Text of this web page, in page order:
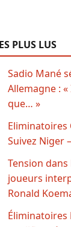
PLUS LUS
Sadio Mané
Allemagne :
que… »
Eliminatoires
Suivez Niger
Tension
joueurs
Ronald
Éliminatoires